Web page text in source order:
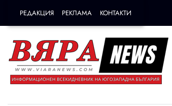
РЕДАКЦИЯ РЕКЛАМА КОНТАКТИ